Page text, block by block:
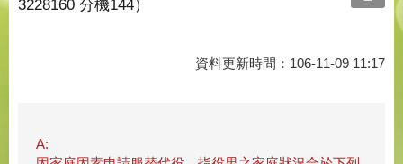
3228160 分機144）
資料更新時間：106-11-09 11:17
A: